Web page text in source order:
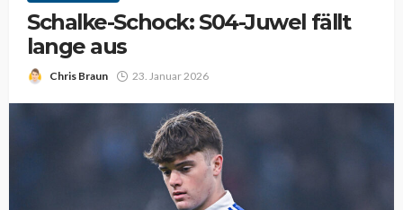
Schalke-Schock: S04-Juwel fällt
lange aus
Chris Braun 23. Januar 2026